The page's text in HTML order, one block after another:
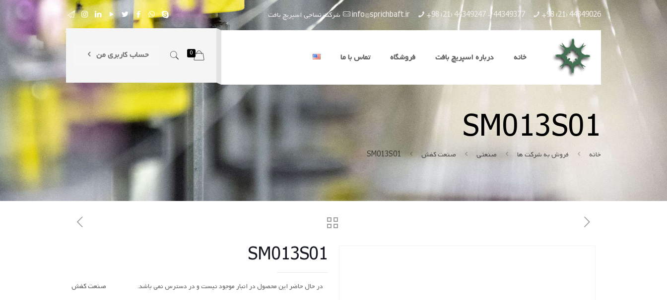
شرکت نساجی اسپریچ بافت +98 (21) 44349026
+98 (21) 44349247 - 44349377
info@sprichbaft.ir
خانه درباره اسپریچ بافت فروشگاه تماس با ما 0 حساب کاربری من
SM013S01
خانه فروش به شرکت ها صنعتی صنعت کفش SM013S01
SM013S01
صنعت کفش در حال حاضر این محصول در انبار موجود نیست و در دسترس نمی باشد.